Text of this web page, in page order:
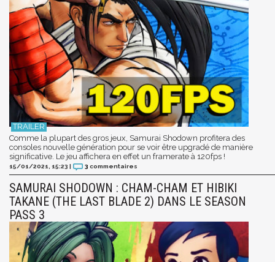
Comme la plupart des gros jeux, Samurai Shodown profitera des
consoles nouvelle génération pour se voir être upgradé de manière
significative. Le jeu affichera en effet un framerate à 120fps !
15/01/2021, 15:23 | 3 commentaires
SAMURAI SHODOWN : CHAM-CHAM ET HIBIKI
TAKANE (THE LAST BLADE 2) DANS LE SEASON
PASS 3